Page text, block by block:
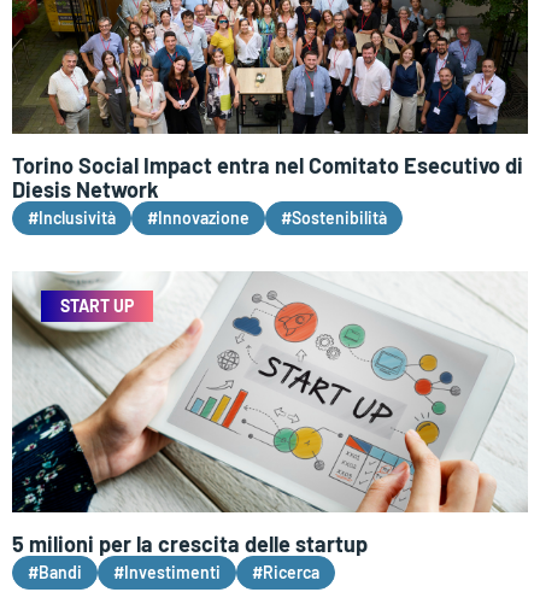
Torino Social Impact entra nel Comitato Esecutivo di
Diesis Network
#Inclusività #Innovazione #Sostenibilità
START UP
5 milioni per la crescita delle startup
#Bandi #Investimenti #Ricerca